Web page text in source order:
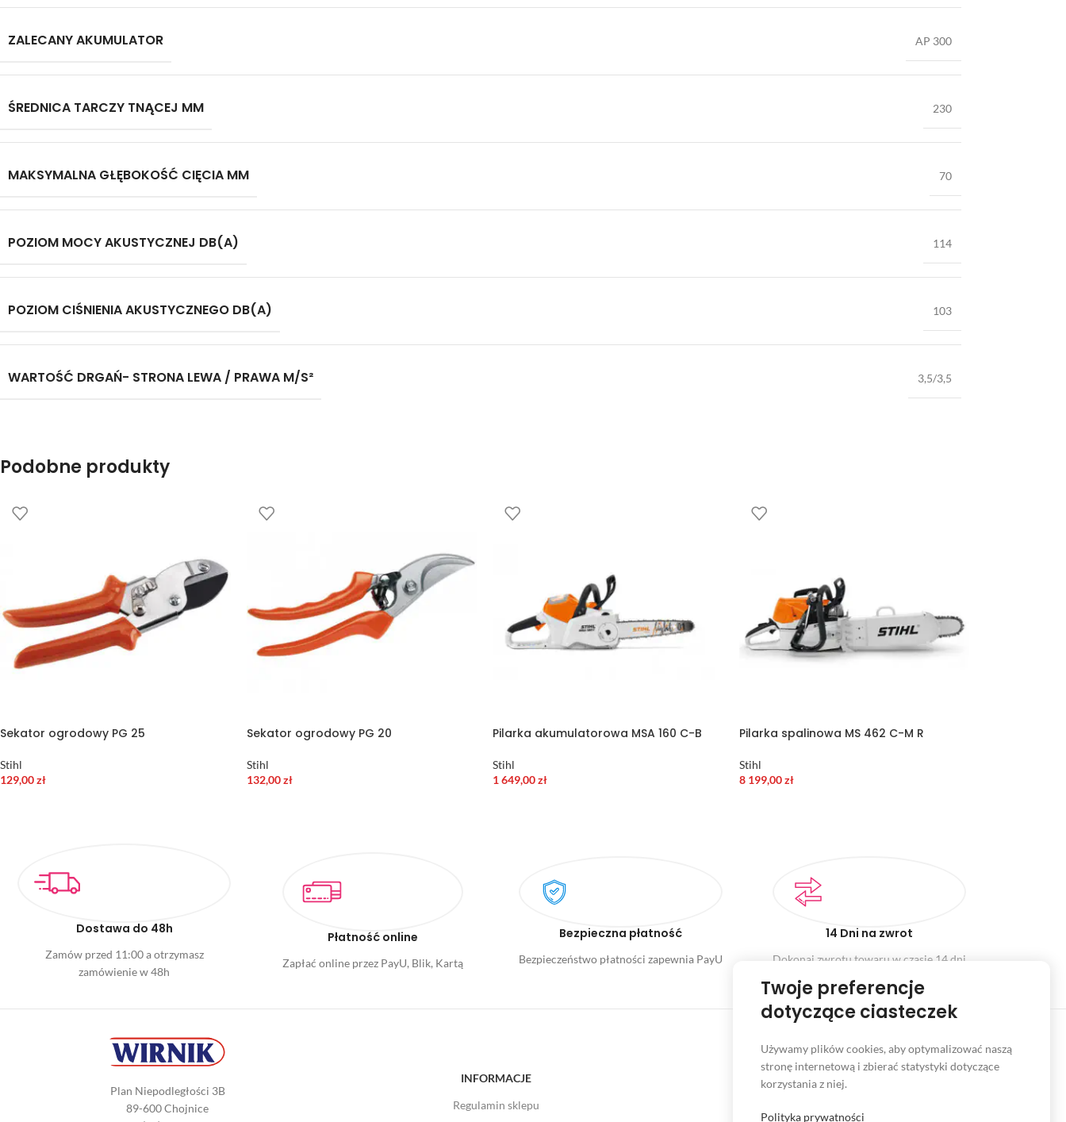
ZALECANY AKUMULATOR AP 300
ŚREDNICA TARCZY TNĄCEJ MM 230
MAKSYMALNA GŁĘBOKOŚĆ CIĘCIA MM 70
POZIOM MOCY AKUSTYCZNEJ DB(A) 114
POZIOM CIŚNIENIA AKUSTYCZNEGO DB(A) 103
WARTOŚĆ DRGAŃ- STRONA LEWA / PRAWA M/S² 3,5/3,5
Podobne produkty
Sekator ogrodowy PG 25
Stihl
129,00zł
Sekator ogrodowy PG 20
Stihl
132,00zł
Pilarka akumulatorowa MSA 160 C-B
Stihl
1 649,00zł
Pilarka spalinowa MS 462 C-M R
Stihl
8 199,00zł
Dostawa do 48h
Zamów przed 11:00 a otrzymasz
zamówienie w 48h
Płatność online
Zapłać online przez PayU, Blik, Kartą
Bezpieczna płatność
Bezpieczeństwo płatności zapewnia PayU
14 Dni na zwrot
Dokonaj zwrotu towaru w czasie 14 dni
Plan Niepodległości 3B
89-600 Chojnice
INFORMACJE
Regulamin sklepu
INFORMACJE
Twoje preferencje
dotyczące ciasteczek
Używamy plików cookies, aby optymalizować naszą
stronę internetową i zbierać statystyki dotyczące
korzystania z niej.
Polityka prywatności